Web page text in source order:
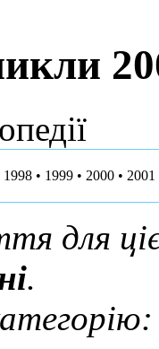
1998 • 1999 • 2000 • 2001
для
.